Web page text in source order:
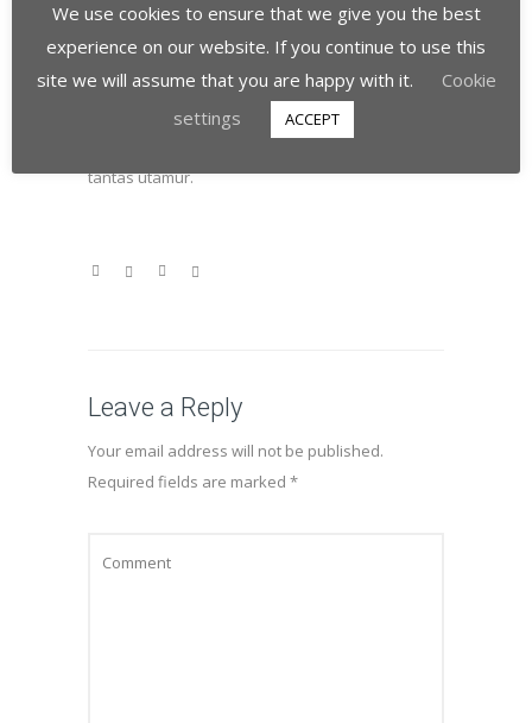
Nec ne tantas consul. Volumus honestatis
quaerendum ne est, ceteros senserit cu ius. An
eripuit nominati ullamcorper ius, sea id latine
fastidii forensibus. In cum probatus
tantas utamur.
Leave a Reply
Your email address will not be published.
Required fields are marked *
We use cookies to ensure that we give you the best
experience on our website. If you continue to use this
site we will assume that you are happy with it.
Cookie
settings
ACCEPT